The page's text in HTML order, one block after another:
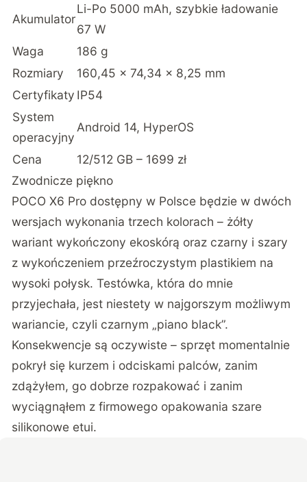
Akumulator
Li-Po 5000 mAh, szybkie ładowanie
67 W
Waga
186 g
Rozmiary
160,45 x 74,34 x 8,25 mm
Certyfikaty IP54
System
operacyjny
Android 14, HyperOS
Cena
12/512 GB – 1699 zł
Zwodnicze piękno
POCO X6 Pro dostępny w Polsce będzie w dwóch
wersjach wykonania trzech kolorach – żółty
wariant wykończony ekoskórą oraz czarny i szary
z wykończeniem przeźroczystym plastikiem na
wysoki połysk. Testówka, która do mnie
przyjechała, jest niestety w najgorszym możliwym
wariancie, czyli czarnym „piano black”.
Konsekwencje są oczywiste – sprzęt momentalnie
pokrył się kurzem i odciskami palców, zanim
zdążyłem, go dobrze rozpakować i zanim
wyciągnąłem z firmowego opakowania szare
silikonowe etui.